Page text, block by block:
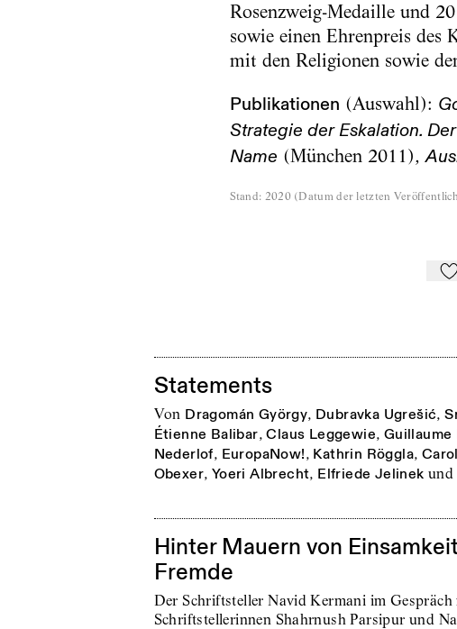
Rosenzweig-Medaille und
sowie einen Ehrenpreis des
mit den Religionen sowie
Publikationen (Auswahl):
Strategie der Eskalation.
Name (München 2011),
Stand: 2020 (Datum der letzten
Zu
Statements
von Dragomán György, Dubravka Ugrešić,
Étienne Balibar,Claus Leggewie, Guillaume
Nederlof, EuropaNow!, Kathrin Röggla,
Obexer, Yoeri Albrecht, Elfriede Jelinek und
Hinter Mauern von
Fremde
Der Schriftsteller Navid Kermani im Gespräch
Schriftstellerinnen Shahrnush Parsipur und